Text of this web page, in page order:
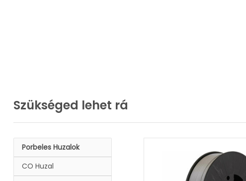
Szükséged lehet rá
Porbeles Huzalok
CO Huzal